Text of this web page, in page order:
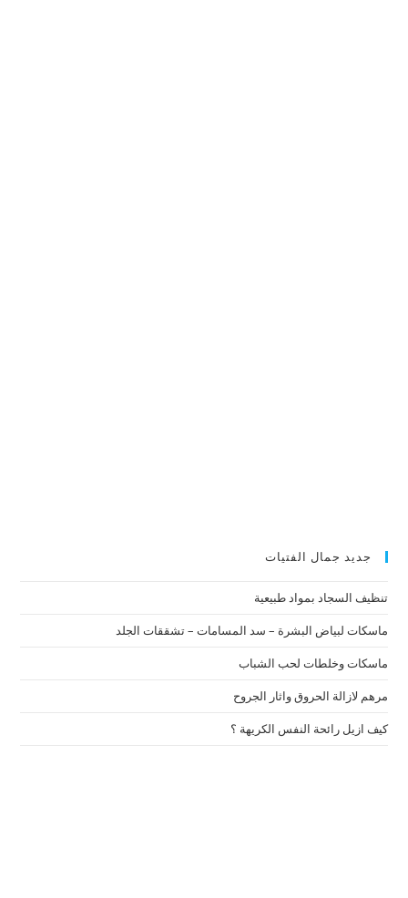
جديد جمال الفتيات
تنظيف السجاد بمواد طبيعية
ماسكات لبياض البشرة – سد المسامات – تشققات الجلد
ماسكات وخلطات لحب الشباب
مرهم لازالة الحروق واثار الجروح
كيف ازيل رائحة النفس الكريهة ؟